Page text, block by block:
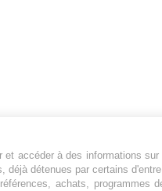
accéder à des informations
détenues par certains
achats,